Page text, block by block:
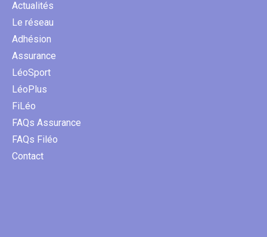
Actualités
Le réseau
Adhésion
Assurance
LéoSport
LéoPlus
FiLéo
FAQs Assurance
FAQs Filéo
Contact